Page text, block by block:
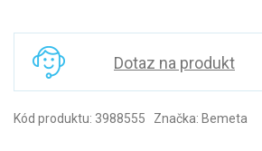
Dotaz na produkt
Kód produktu: 3988555 Značka: Bemeta